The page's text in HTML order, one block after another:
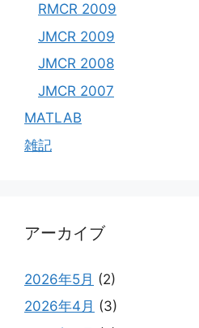
RMCR 2009
JMCR 2009
JMCR 2008
JMCR 2007
MATLAB
雑記
アーカイブ
2026年5月 (2)
2026年4月 (3)